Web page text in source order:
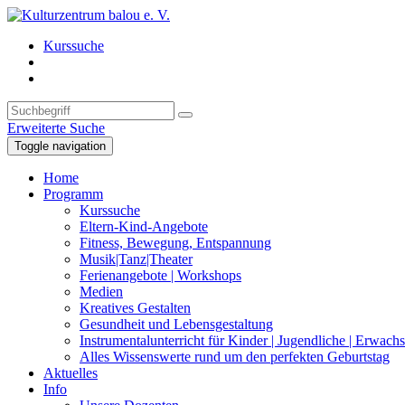
Kurssuche
Erweiterte Suche
Toggle navigation
Home
Programm
Kurssuche
Eltern-Kind-Angebote
Fitness, Bewegung, Entspannung
Musik|Tanz|Theater
Ferienangebote | Workshops
Medien
Kreatives Gestalten
Gesundheit und Lebensgestaltung
Instrumentalunterricht für Kinder | Jugendliche |
Alles Wissenswerte rund um den perfekten Geburtstag
Aktuelles
Info